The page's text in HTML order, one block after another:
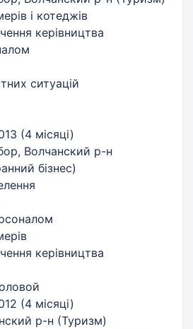
і котеджів
керівництва
ситуацій
(4 місяці)
Волчанский р-н
бізнес)
керівництва
(4 місяці)
р-н (Туризм)